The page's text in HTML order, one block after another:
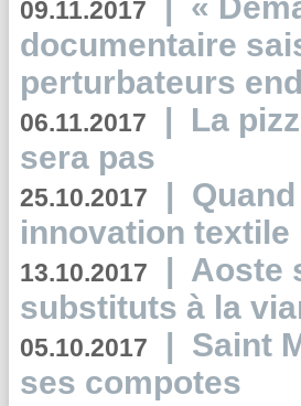
09.11.2017
documentaire
perturbateurs
06.11.2017 | La
sera pas
25.10.2017 |
innovation textile
13.10.2017 | Aoste
substituts à la
05.10.2017 | Saint
ses compotes